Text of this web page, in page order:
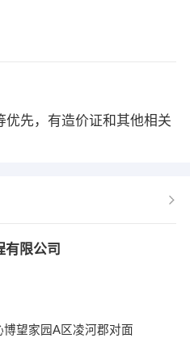
先，有造价证和其他相关
有限公司
博望家园A区凌河郡对面